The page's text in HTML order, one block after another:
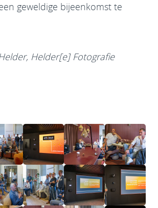
geweldige bijeenkomst te
Helder[e] Fotografie